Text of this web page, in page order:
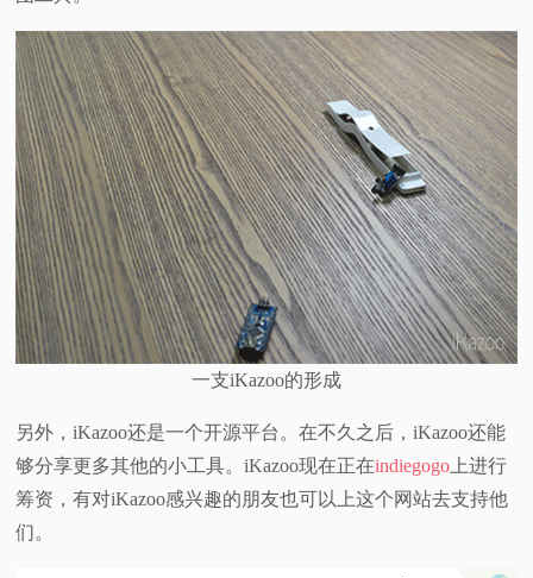
一支iKazoo的形成
另外，iKazoo还是一个开源平台。在不久之后，iKazoo还能
够分享更多其他的小工具。iKazoo现在正在indiegogo 上进行
筹资，有对iKazoo感兴趣的朋友也可以上这个网站去支持他
们。